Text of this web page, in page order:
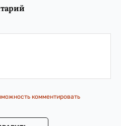
комментировать